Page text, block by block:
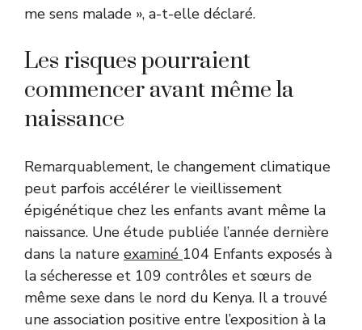
me sens malade », a-t-elle déclaré.
Les risques pourraient
commencer avant même la
naissance
Remarquablement, le changement climatique
peut parfois accélérer le vieillissement
épigénétique chez les enfants avant même la
naissance. Une étude publiée l’année dernière
dans la nature examiné 104 Enfants exposés à
la sécheresse et 109 contrôles et sœurs de
même sexe dans le nord du Kenya. Il a trouvé
une association positive entre l’exposition à la